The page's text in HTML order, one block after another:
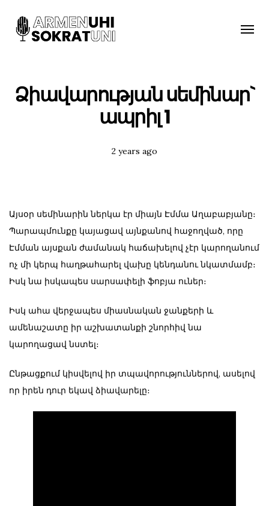
Toggle
Ձիավարության սեմինար`
ապրիլ 1
Posted
2 years ago
Այսօր սեմինարին ներկա էր միայն Էմմա Աղաբաբյանը։
Պարապմունքը կայացավ այնքանով հաջողված, որը
Էմման այսքան ժամանակ հաճախելով չէր կարողանում
ոչ մի կերպ հաղթահարել վախը կենդանու նկատմամբ։
Իսկ նա իսկապես սարսափելի ֆոբյա ուներ։
Իսկ ահա վերջապես միասնական ջանքերի և
ամենաշատը իր աշխատանքի շնորհիվ նա
կարողացավ նստել։
Ընթացքում կիսվելով իր տպավորություններով, ասելով
որ իրեն դուր եկավ ձիավարելը։